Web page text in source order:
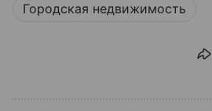
Городская недвижимость